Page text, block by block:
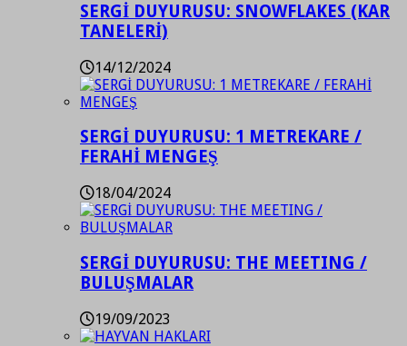
SERGİ DUYURUSU: SNOWFLAKES (KAR
TANELERİ)
14/12/2024
SERGİ DUYURUSU: 1 METREKARE /
FERAHİ MENGEŞ
18/04/2024
SERGİ DUYURUSU: THE MEETING /
BULUŞMALAR
19/09/2023